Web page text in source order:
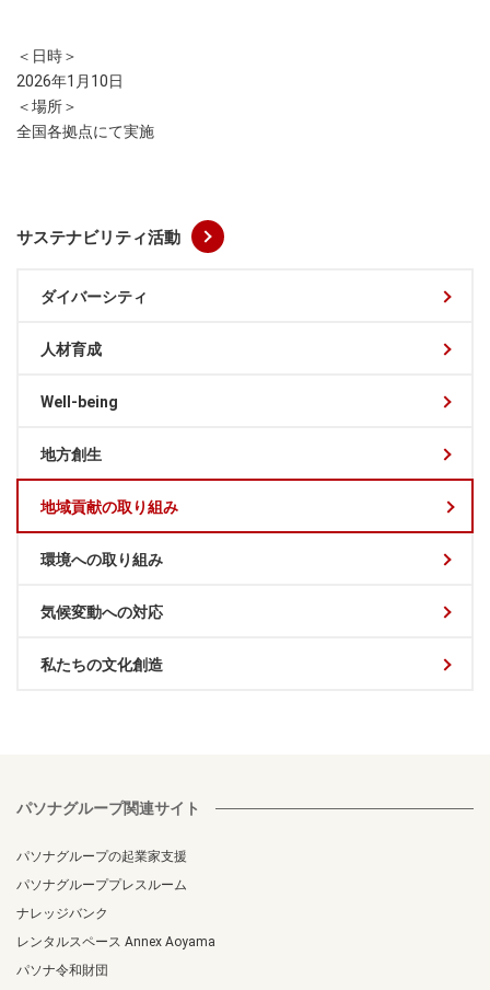
＜日時＞
2026年1月10日
＜場所＞
全国各拠点にて実施
サステナビリティ活動
ダイバーシティ
人材育成
Well-being
地方創生
地域貢献の取り組み
環境への取り組み
気候変動への対応
私たちの文化創造
パソナグループ関連サイト
パソナグループの起業家支援
パソナグループプレスルーム
ナレッジバンク
レンタルスペース Annex Aoyama
パソナ令和財団